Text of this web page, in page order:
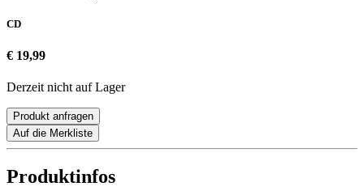
CD
€ 19,99
Derzeit nicht auf Lager
Produkt anfragen
Auf die Merkliste
Produktinfos